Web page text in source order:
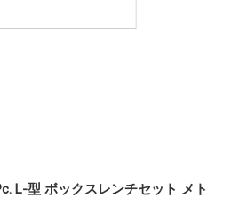
L-型 ボックスレンチセット メト